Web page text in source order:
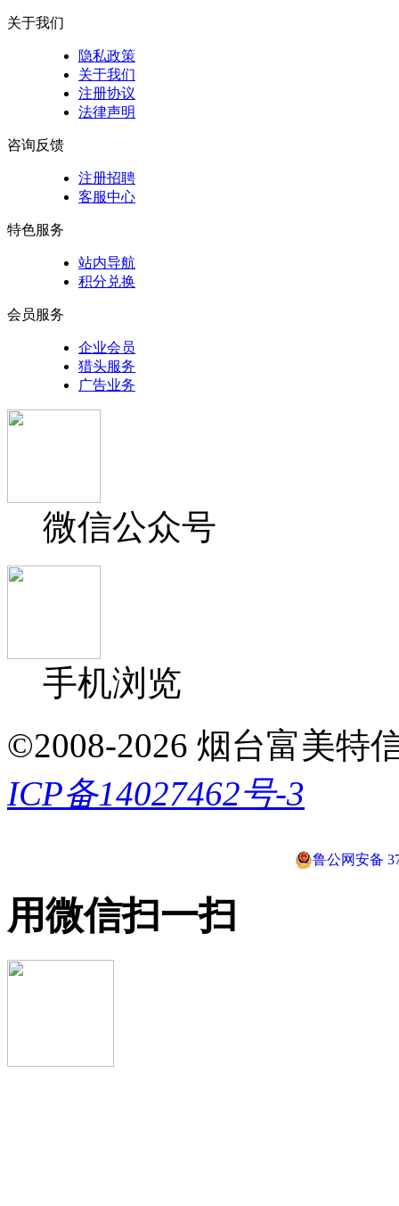
关于我们
隐私政策
关于我们
注册协议
法律声明
咨询反馈
注册招聘
客服中心
特色服务
站内导航
积分兑换
会员服务
企业会员
猎头服务
广告业务
微信公众号
手机浏览
©2008-2026 烟台富美特
ICP备14027462号-3
鲁公网安备
用微信扫一扫